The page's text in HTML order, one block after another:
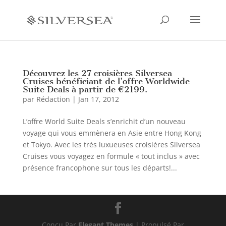
Découvrez les 27 croisières Silversea
Cruises bénéficiant de l’offre Worldwide
Suite Deals à partir de €2199.
par Rédaction | Jan 17, 2012
L’offre World Suite Deals s’enrichit d’un nouveau
voyage qui vous emmènera en Asie entre Hong Kong
et Tokyo. Avec les très luxueuses croisières Silversea
Cruises vous voyagez en formule « tout inclus » avec
présence francophone sur tous les départs!...